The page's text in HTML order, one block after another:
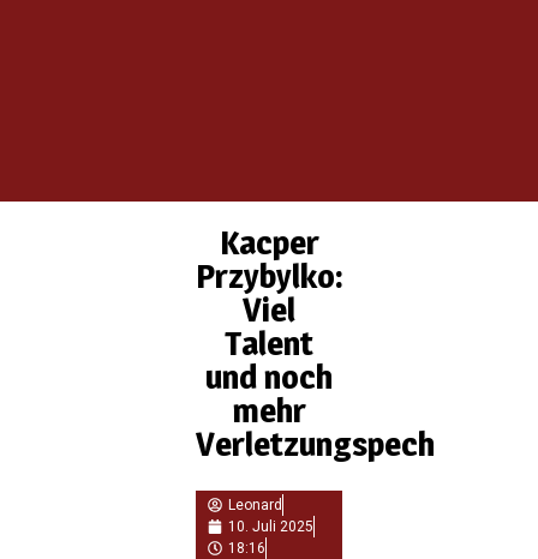
Kacper
Przybylko:
Viel
Talent
und noch
mehr
Verletzungspech
Leonard
10. Juli 2025
18:16